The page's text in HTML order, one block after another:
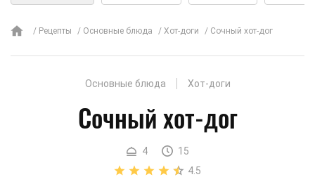
Рецепты Основные блюда Хот-доги Сочный хот-дог
Основные блюда Хот-доги
Сочный хот-дог
4
15
4.5